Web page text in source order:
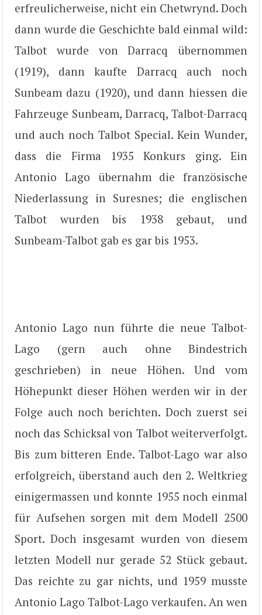
erfreulicherweise, nicht ein Chetwrynd. Doch
dann wurde die Geschichte bald einmal wild:
Talbot wurde von Darracq übernommen
(1919), dann kaufte Darracq auch noch
Sunbeam dazu (1920), und dann hiessen die
Fahrzeuge Sunbeam, Darracq, Talbot-Darracq
und auch noch Talbot Special. Kein Wunder,
dass die Firma 1935 Konkurs ging. Ein
Antonio Lago übernahm die französische
Niederlassung in Suresnes; die englischen
Talbot wurden bis 1938 gebaut, und
Sunbeam-Talbot gab es gar bis 1953.
Antonio Lago nun führte die neue Talbot-
Lago (gern auch ohne Bindestrich
geschrieben) in neue Höhen. Und vom
Höhepunkt dieser Höhen werden wir in der
Folge auch noch berichten. Doch zuerst sei
noch das Schicksal von Talbot weiterverfolgt.
Bis zum bitteren Ende. Talbot-Lago war also
erfolgreich, überstand auch den 2. Weltkrieg
einigermassen und konnte 1955 noch einmal
für Aufsehen sorgen mit dem Modell 2500
Sport. Doch insgesamt wurden von diesem
letzten Modell nur gerade 52 Stück gebaut.
Das reichte zu gar nichts, und 1959 musste
Antonio Lago Talbot-Lago verkaufen. An wen